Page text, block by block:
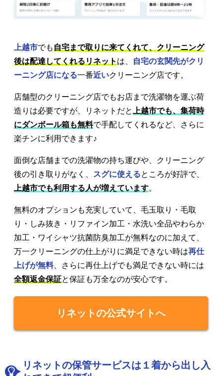
上越市でも 自宅まで取りに来てくれて、クリーニング
後は配達してくれるリネット は、
自宅の玄関先がクリ
ーニング店になる一番近いクリーニング店です。
店舗型のクリーニング店でもお店まで洗濯物を運ぶ荷
造りは必要ですが、リネットだと
上越市でも、集荷時
にダンボール箱も無料で手配してくれるなど、さらに
楽チンに利用できます♪
面倒な店舗までの洗濯物の持ち運びや、クリーニング
後の引き取りがなく、
スグに使えるところが好評で、
上越市でも利用する人が増えています。
無料のオプションも充実していて、毛玉取り・毛取
り・しみ抜き・リファイン加工・水洗い全品やわらか
加工・ワイシャツ抗菌防臭加工が無料なのに加えて、
万一クリーニングの仕上がりに満足できない時は再仕
上げが無料、さらに再仕上げでも満足できない時には
全額返金保証と保証も万全なのが安心です。
リネットの公式サイトへ
リネットの保管サービスは１着から出し入